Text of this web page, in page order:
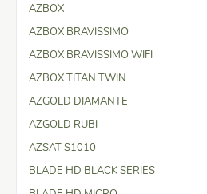
AZBOX
AZBOX BRAVISSIMO
AZBOX BRAVISSIMO WIFI
AZBOX TITAN TWIN
AZGOLD DIAMANTE
AZGOLD RUBI
AZSAT S1010
BLADE HD BLACK SERIES